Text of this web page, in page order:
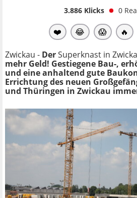
3.886Klicks 0
❤️ 😂 😱 🔥
Zwickau - DerSuperknast in
mehr Geld! Gestiegene Bau-,
und eine anhaltend gute
Errichtung des neuen
und Thüringen in Zwickau